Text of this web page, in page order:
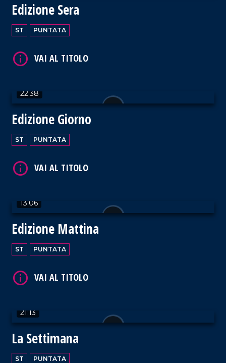
Edizione Sera
ST PUNTATA
22:38
Edizione Giorno
ST PUNTATA
13:06
Edizione Mattina
ST PUNTATA
21:13
La Settimana
ST PUNTATA
VAI AL TITOLO
VAI AL TITOLO
VAI AL TITOLO